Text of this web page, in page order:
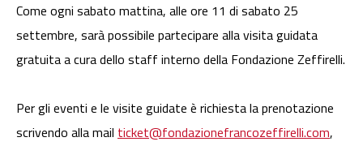
Come ogni sabato mattina, alle ore 11 di sabato 25
settembre, sarà possibile partecipare alla visita guidata
gratuita a cura dello staff interno della Fondazione Zeffirelli.
Per gli eventi e le visite guidate è richiesta la prenotazione
scrivendo alla mail ticket@fondazionefrancozeffirelli.com,